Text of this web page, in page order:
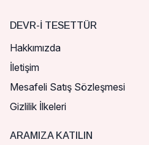
DEVR-I TESETTÜR
Hakkımızda
İletişim
Mesafeli Satış Sözleşmesi
Gizlilik İlkeleri
ARAMIZA KATILIN